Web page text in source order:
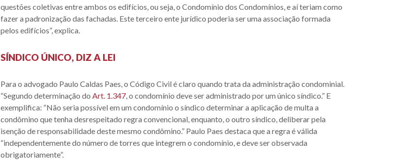
questões coletivas entre ambos os edifícios, ou seja, o Condomínio dos Condomínios, e aí teriam como
fazer a padronização das fachadas. Este terceiro ente jurídico poderia ser uma associação formada
pelos edifícios”, explica.
SÍNDICO ÚNICO, DIZ A LEI
Para o advogado Paulo Caldas Paes, o Código Civil é claro quando trata da administração condominial.
“Segundo determinação do Art. 1.347, o condomínio deve ser administrado por um único síndico.” E
exemplifica: “Não seria possível em um condomínio o síndico determinar a aplicação de multa a
condômino que tenha desrespeitado regra convencional, enquanto, o outro síndico, deliberar pela
isenção de responsabilidade deste mesmo condômino.” Paulo Paes destaca que a regra é válida
“independentemente do número de torres que integrem o condomínio, e deve ser observada
obrigatoriamente”.